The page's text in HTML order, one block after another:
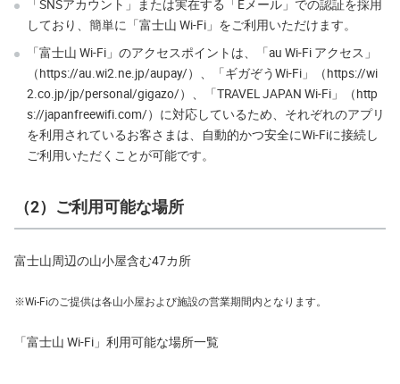
「SNSアカウント」または実在する「Eメール」での認証を採用
しており、簡単に「富士山 Wi-Fi」をご利用いただけます。
「富士山 Wi-Fi」のアクセスポイントは、「au Wi-Fi アクセス」
（https://au.wi2.ne.jp/aupay/）、「ギガぞうWi-Fi」（https://wi
2.co.jp/jp/personal/gigazo/）、「TRAVEL JAPAN Wi-Fi」（http
s://japanfreewifi.com/）に対応しているため、それぞれのアプリ
を利用されているお客さまは、自動的かつ安全にWi-Fiに接続し
ご利用いただくことが可能です。
（2）ご利用可能な場所
富士山周辺の山小屋含む47カ所
※Wi-Fiのご提供は各山小屋および施設の営業期間内となります。
「富士山 Wi-Fi」利用可能な場所一覧